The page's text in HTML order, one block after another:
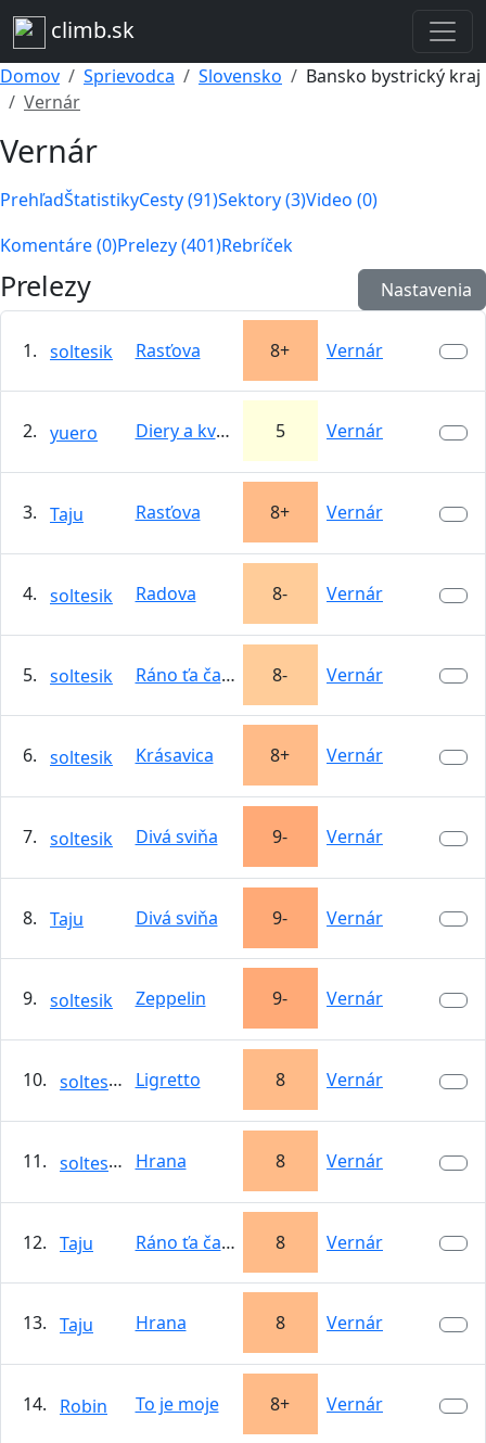
climb.sk
Domov Sprievodca Slovensko
Bansko bystrický kraj
Vernár
Vernár
PrehľadŠtatistikyCesty (91)Sektory (3)Video (0)
Komentáre (0)Prelezy (401)Rebríček
Prelezy Nastavenia
1. soltesik Rasťova 8+ Vernár
2. yuero Diery a kvety 5 Vernár
3. Taju Rasťova 8+ Vernár
4. soltesik Radova 8- Vernár
5. soltesik Ráno ťa čakám 8- Vernár
6. soltesik Krásavica 8+ Vernár
7. soltesik Divá sviňa 9- Vernár
8. Taju Divá sviňa 9- Vernár
9. soltesik Zeppelin 9- Vernár
10. soltesik Ligretto 8 Vernár
11. soltesik Hrana 8 Vernár
12. Taju Ráno ťa čakám 8 Vernár
13. Taju Hrana 8 Vernár
14. Robin To je moje 8+ Vernár